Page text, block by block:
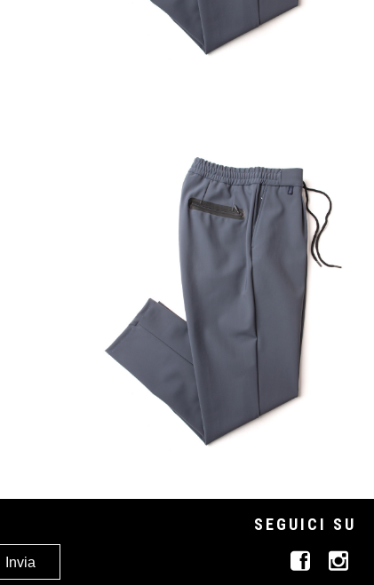
SEGUICI SU